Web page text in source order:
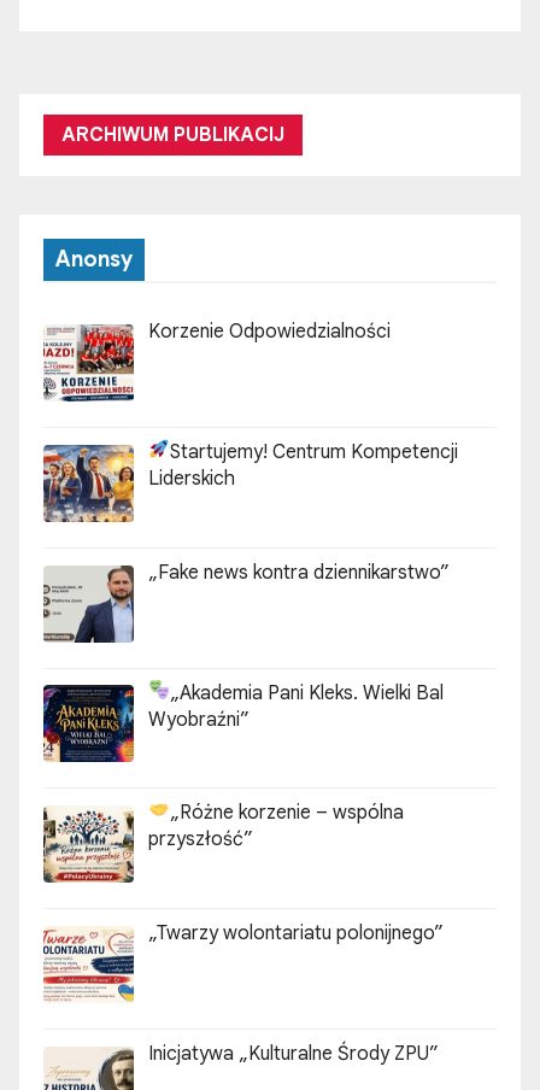
ARCHIWUM PUBLIKACIJ
Anonsy
Korzenie Odpowiedzialności
Startujemy! Centrum Kompetencji
Liderskich
„Fake news kontra dziennikarstwo”
„Akademia Pani Kleks. Wielki Bal
Wyobraźni”
„Różne korzenie – wspólna
przyszłość”
„Twarzy wolontariatu polonijnego”
Inicjatywa „Kulturalne Środy ZPU”